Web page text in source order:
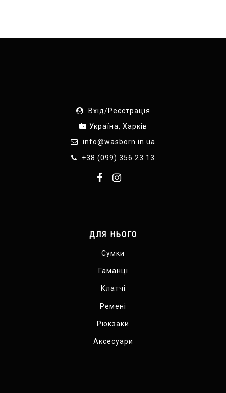
Вхід/Реєстрація
Україна, Харків
info@wasborn.in.ua
+38 (099) 356 23 13
ДЛЯ НЬОГО
Сумки
Гаманці
Клатчі
Ремені
Рюкзаки
Аксесуари